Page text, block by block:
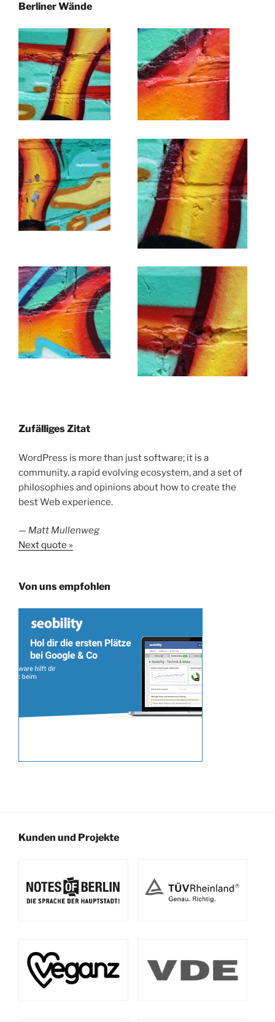
Berliner Wände
Zufälliges Zitat
WordPress is more than just software; it is a
community, a rapid evolving ecosystem, and a set of
philosophies and opinions about how to create the
best Web experience.
— Matt Mullenweg
Next quote »
Von uns empfohlen
Kunden und Projekte